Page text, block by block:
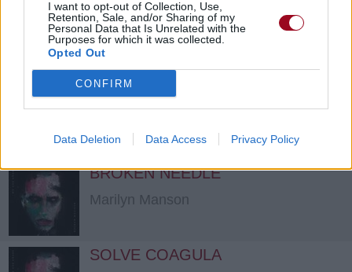
I want to opt-out of Collection, Use,
Retention, Sale, and/or Sharing of my
Personal Data that Is Unrelated with the
Purposes for which it was collected.
Opted Out
CONFIRM
Data Deletion Data Access Privacy Policy
Wanderer
Lions From Alaska
Nur Geträumt
BROKEN NEEDLE
Marilyn Manson
SOLVE COAGULA